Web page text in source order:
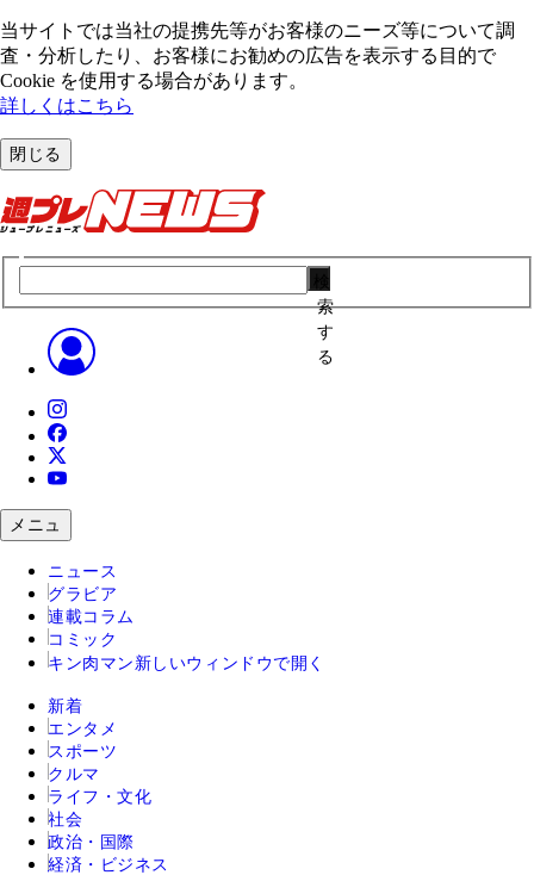
当サイトでは当社の提携先等がお客様のニーズ等について調
査・分析したり、お客様にお勧めの広告を表⽰する⽬的で
Cookie を使⽤する場合があります。
詳しくはこちら
閉じる
索
す
る
メニュ
ニュース
グラビア
連載コラム
コミック
キン肉マン 新しいウィンドウで開く
新着
エンタメ
スポーツ
クルマ
ライフ・文化
社会
政治・国際
経済・ビジネス